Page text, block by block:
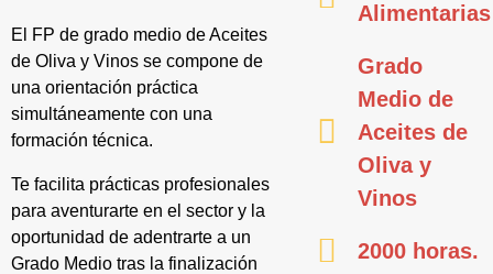
El FP de grado medio de Aceites
de Oliva y Vinos se compone de
una orientación práctica
simultáneamente con una
formación técnica.
Te facilita prácticas profesionales
para aventurarte en el sector y la
oportunidad de adentrarte a un
Grado Medio tras la finalización
Alimentarias
Grado
Medio de
Aceites de
Oliva y
Vinos
2000 horas.